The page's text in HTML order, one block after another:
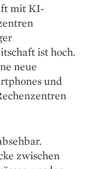
mit KI-
ist hoch.
neue
und
zwischen